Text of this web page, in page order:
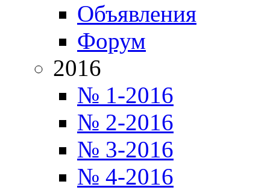
Объявления
Форум
2016
№ 1-2016
№ 2-2016
№ 3-2016
№ 4-2016